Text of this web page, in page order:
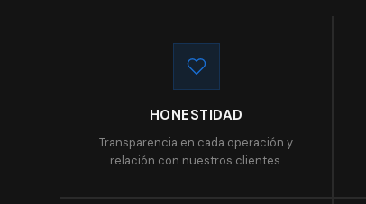
HONESTIDAD
Transparencia en cada operación y
relación con nuestros clientes.